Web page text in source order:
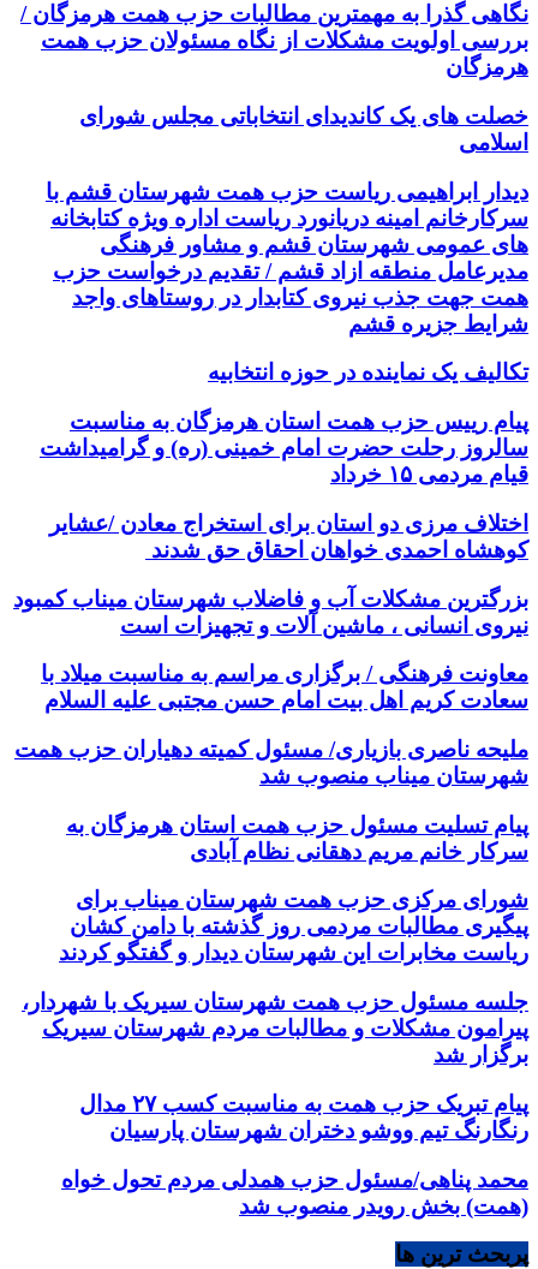
نگاهی گذرا به مهمترین مطالبات حزب همت هرمزگان /
بررسی اولویت مشکلات از نگاه مسئولان حزب همت
هرمزگان
خصلت های یک کاندیدای انتخاباتی مجلس شورای
اسلامی
دیدار ابراهیمی ریاست حزب همت شهرستان قشم با
سرکارخانم امینه دریانورد ریاست اداره ویژه کتابخانه
های عمومی شهرستان قشم و مشاور فرهنگی
مدیرعامل منطقه ازاد قشم / تقدیم درخواست حزب
همت جهت جذب نیروی کتابدار در روستاهای واجد
شرایط جزیره قشم
تکالیف یک نماینده در حوزه انتخابیه
پیام رییس حزب همت استان هرمزگان به مناسبت
سالروز رحلت حضرت امام خمینی (ره) و گرامیداشت
قیام مردمی ۱۵ خرداد
اختلاف مرزی دو استان برای استخراج معادن /عشایر
کوهشاه احمدی خواهان احقاق حق شدند
بزرگترین مشکلات آب و فاضلاب شهرستان میناب کمبود
نیروی انسانی ، ماشین آلات و تجهیزات است
معاونت فرهنگی / برگزاری مراسم به مناسبت میلاد با
سعادت کریم اهل بیت امام حسن مجتبی علیه السلام
ملیحه ناصری بازیاری/ مسئول کمیته دهیاران حزب همت
شهرستان میناب منصوب شد
پیام تسلیت مسئول حزب همت استان هرمزگان به
سرکار خانم مریم دهقانی نظام آبادی
شورای مرکزی حزب همت شهرستان میناب برای
پیگیری مطالبات مردمی روز گذشته با دامن کشان
ریاست مخابرات این شهرستان دیدار و گفتگو کردند
جلسه مسئول حزب همت شهرستان سیریک با شهردار،
پیرامون مشکلات و مطالبات مردم شهرستان سیریک
برگزار شد
پیام تبریک حزب همت به مناسبت کسب ۲۷ مدال
رنگارنگ تیم ووشو دختران شهرستان پارسیان
محمد پناهی/مسئول حزب همدلی مردم تحول خواه
(همت) بخش رویدر منصوب شد
پربحث ترین ها